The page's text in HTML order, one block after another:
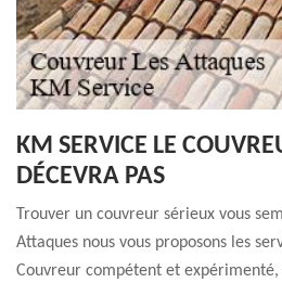
KM SERVICE LE
DÉCEVRA PAS
Trouver un couvreur sérieux vous
Attaques nous vous proposons les
Couvreur compétent et